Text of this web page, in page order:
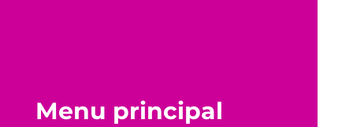
Menu principal